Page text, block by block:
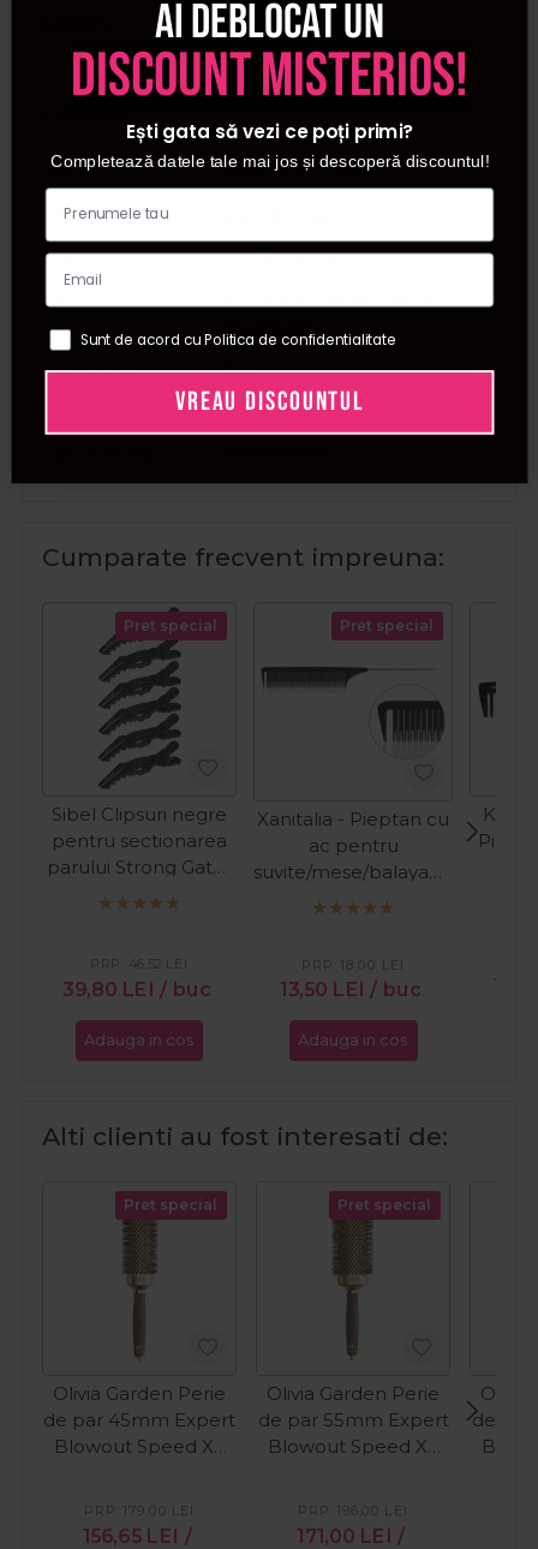
SKU
5414343021700
Categorii
Brand
Olivia Garden
Beneficii
Diametru
35mm
Perie de par
Cumparate frecvent impreuna:
Pret special
Sibel Clipsuri negre
pentru sectionarea
parului Strong Gator
11cm 6buc
39,80 LEI / buc
PRP: 46,52 LEI
Adauga in cos
Pret special
Xanitalia - Pieptan cu
ac pentru
suvite/mese/balayage
26cm
13,50 LEI / buc
PRP: 18,00 LEI
Adauga in cos
Alti clienti au fost interesati de:
Pret special
Olivia Garden Perie
de par 45mm Expert
Blowout Speed XL
156,65 LEI /
PRP: 179,00 LEI
Pret special
Olivia Garden Perie
de par 55mm Expert
Blowout Speed XL
171,00 LEI /
PRP: 196,00 LEI
Olivia
de par
Ai deblocat un
discount misterios!
Ești gata să vezi ce poți primi?
Completează datele tale mai jos și descoperă discountul!
Sunt de acord cu Politica de confidentialitate
VREAU DISCOUNTUL